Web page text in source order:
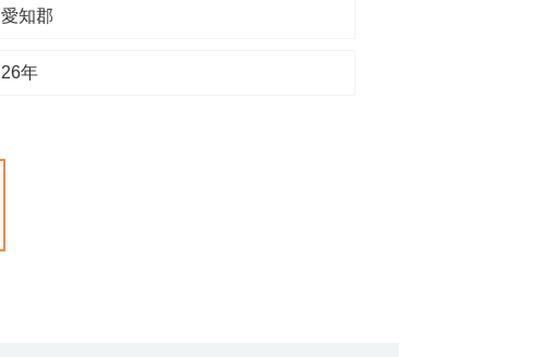
愛知郡
26年